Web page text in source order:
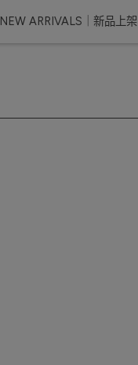
NEW ARRIVALS｜新品上架